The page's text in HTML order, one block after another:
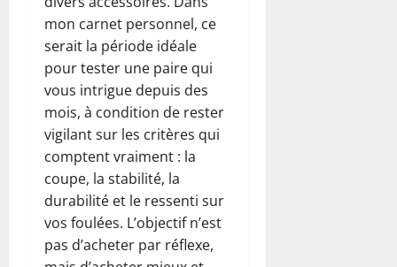
mon carnet personnel, ce
serait la période idéale
pour tester une paire qui
vous intrigue depuis des
mois, à condition de rester
vigilant sur les critères qui
comptent vraiment : la
coupe, la stabilité, la
durabilité et le ressenti sur
vos foulées. L’objectif n’est
pas d’acheter par réflexe,